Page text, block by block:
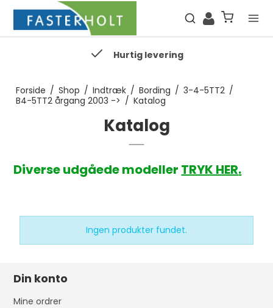
Hurtig levering
Forside / Shop / Indtræk / Bording / 3-4-5TT2 /
B4-5TT2 årgang 2003 -> / Katalog
Katalog
Diverse udgåede modeller TRYK HER.
Ingen produkter fundet.
Din konto
Mine ordrer